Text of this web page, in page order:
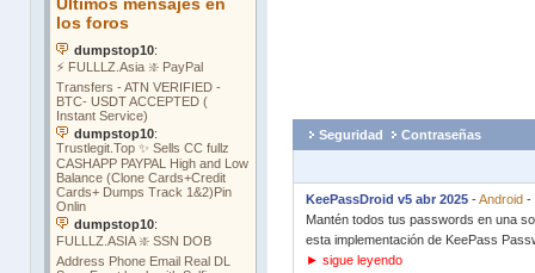
Seguridad Contraseñas
KeePassDroid v5 abr 2025 -Android -
Mantén todos tus passwords en una
esta implementación de KeePass
► sigue leyendo